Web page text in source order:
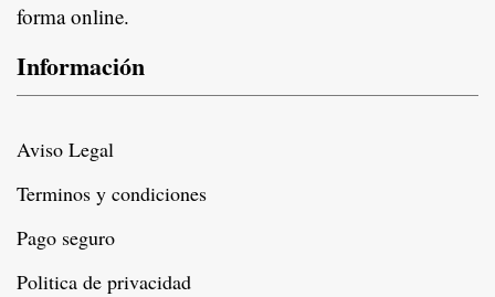
forma online.
Información
Aviso Legal
Terminos y condiciones
Pago seguro
Politica de privacidad